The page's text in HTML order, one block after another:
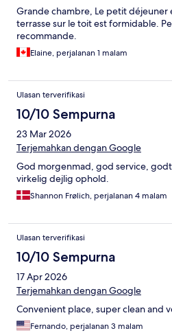
Grande chambre, Le petit déjeuner
terrasse sur le toit est formidable.
recommande.
Elaine, perjalanan 1 malam
Ulasan terverifikasi
10/10 Sempurna
23 Mar 2026
Terjemahkan dengan Google
God morgenmad, god service,
virkelig dejlig ophold.
Shannon Frølich, perjalanan 4 malam
Ulasan terverifikasi
10/10 Sempurna
17 Apr 2026
Terjemahkan dengan Google
Convenient place, super clean and
Fernando, perjalanan 3 malam